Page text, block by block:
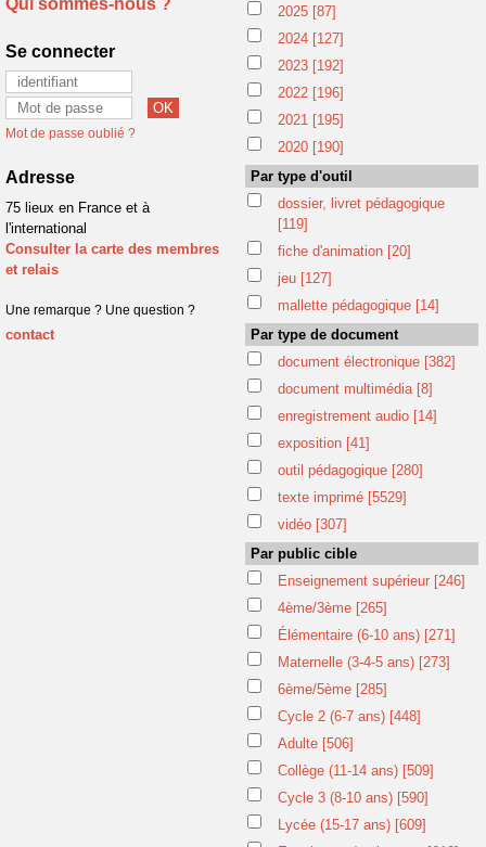
Qui sommes-nous ?
Se connecter
Mot de passe oublié ?
Adresse
75 lieux en France et à
l'international
Consulter la carte des membres
et relais
Une remarque ? Une question ?
contact
2025 [87]
2024 [127]
2023 [192]
2022 [196]
2021 [195]
2020 [190]
Par type d'outil
dossier, livret pédagogique
[119]
fiche d'animation [20]
jeu [127]
mallette pédagogique [14]
Par type de document
document électronique [382]
document multimédia [8]
enregistrement audio [14]
exposition [41]
outil pédagogique [280]
texte imprimé [5529]
vidéo [307]
Par public cible
Enseignement supérieur [246]
4ème/3ème [265]
Élémentaire (6-10 ans) [271]
Maternelle (3-4-5 ans) [273]
6ème/5ème [285]
Cycle 2 (6-7 ans) [448]
Adulte [506]
Collège (11-14 ans) [509]
Cycle 3 (8-10 ans) [590]
Lycée (15-17 ans) [609]